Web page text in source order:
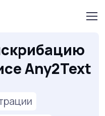
Any2Text